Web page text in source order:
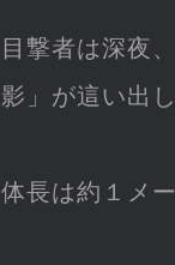
目撃者は深夜
影」が這い出
体長は約１メ